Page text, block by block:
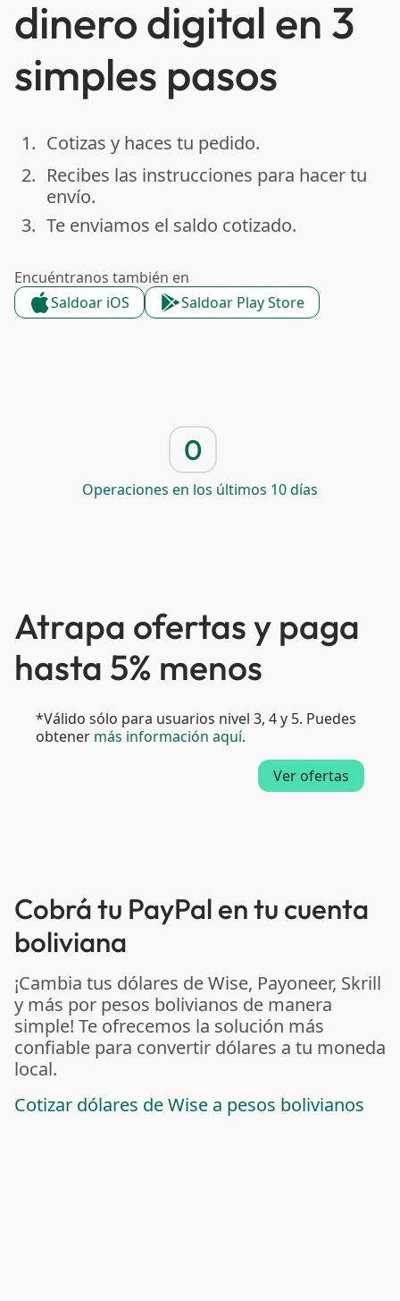
dinero digital en 3
simples pasos
done
1. Cotizas y haces tu pedido.
done
2. Recibes las instrucciones para hacer tu
envío.
done
3. Te enviamos el saldo cotizado.
Encuéntranos también en
Saldoar iOS
Saldoar Play Store
0
Operaciones en los últimos 10 días
Atrapa ofertas y paga
hasta 5% menos
*Válido sólo para usuarios nivel 3, 4 y 5. Puedes
obtener más información aquí.
Ver ofertas
Cobrá tu PayPal en tu cuenta
boliviana
¡Cambia tus dólares de Wise, Payoneer, Skrill
y más por pesos bolivianos de manera
simple! Te ofrecemos la solución más
confiable para convertir dólares a tu moneda
local.
Cotizar dólares de Wise a pesos bolivianos